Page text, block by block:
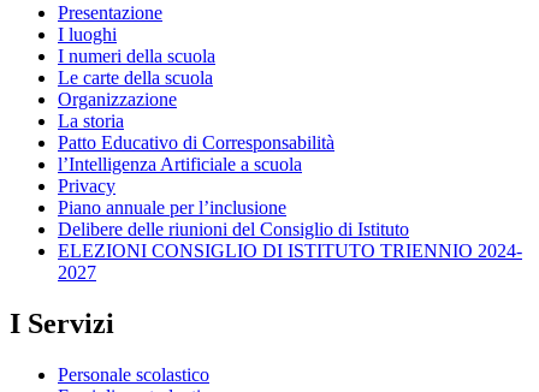
Presentazione
I luoghi
I numeri della scuola
Le carte della scuola
Organizzazione
La storia
Patto Educativo di Corresponsabilità
l’Intelligenza Artificiale a scuola
Privacy
Piano annuale per l’inclusione
Delibere delle riunioni del Consiglio di Istituto
ELEZIONI CONSIGLIO DI ISTITUTO TRIENNIO 2024-
2027
I Servizi
Personale scolastico